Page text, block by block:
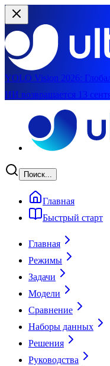
YOLO Vision 2026:
ИИ возвращается 13
Поиск...
Главная
Быстрый старт
Главная
Режимы
Задачи
Модели
Сравнение
Наборы данных
Решения
Руководства